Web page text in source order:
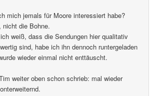
mich jemals für Moore interessiert habe?
nicht die Bohne.
weiß, dass die Sendungen hier qualitativ
sind, habe ich ihn dennoch runtergeladen
wieder einmal nicht enttäuscht.
weiter oben schon schrieb: mal wieder